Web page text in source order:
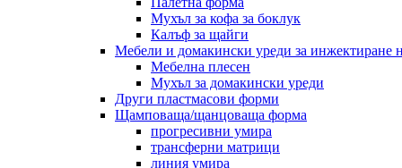
Мухъл за кофа за боклук
Калъф за щайги
Мебели и домакински уреди за инжектиране
Мебелна плесен
Мухъл за домакински уреди
Други пластмасови форми
Щамповаща/щанцоваща форма
прогресивни умира
трансферни матрици
линия умира